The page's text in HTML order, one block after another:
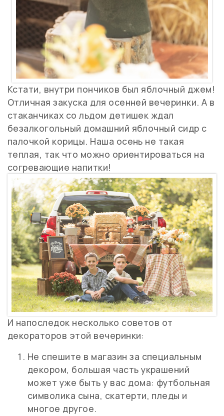
Кстати, внутри пончиков был яблочный джем!
Отличная закуска для осенней вечеринки. А в
стаканчиках со льдом детишек ждал
безалкогольный домашний яблочный сидр с
палочкой корицы. Наша осень не такая
теплая, так что можно ориентироваться на
согревающие напитки!
И напоследок несколько советов от
декораторов этой вечеринки:
Не спешите в магазин за специальным
декором, большая часть украшений
может уже быть у вас дома: футбольная
символика сына, скатерти, пледы и
многое другое.